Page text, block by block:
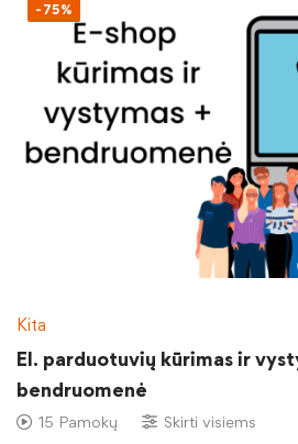
-75%
Kita
El. parduotuvių kūrimas ir
bendruomenė
15 Pamokų Skirti visiems